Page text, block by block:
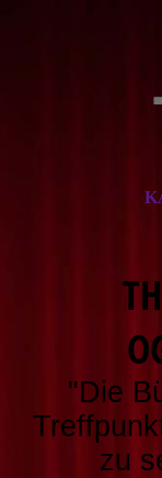
"Die
zu